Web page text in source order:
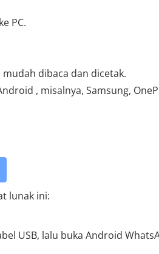
PC.
dibaca dan dicetak.
, misalnya, Samsung,
lunak ini:
USB, lalu buka Android